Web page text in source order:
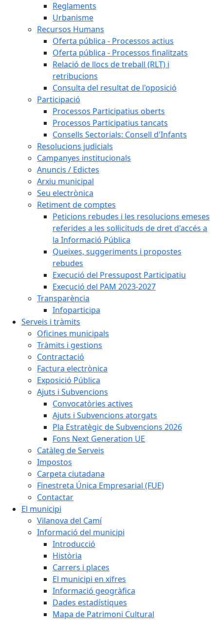
Reglaments
Urbanisme
Recursos Humans
Oferta pública - Processos actius
Oferta pública - Processos finalitzats
Relació de llocs de treball (RLT) i
retribucions
Consulta del resultat de l'oposició
Participació
Processos Participatius oberts
Processos Participatius tancats
Consells Sectorials: Consell d'Infants
Resolucions judicials
Campanyes institucionals
Anuncis / Edictes
Arxiu municipal
Seu electrònica
Retiment de comptes
Peticions rebudes i les resolucions emeses
referides a les sol·licituds de dret d'accés a
la Informació Pública
Queixes, suggeriments i propostes
rebudes
Execució del Pressupost Participatiu
Execució del PAM 2023-2027
Transparència
Infoparticipa
Serveis i tràmits
Oficines municipals
Tràmits i gestions
Contractació
Factura electrònica
Exposició Pública
Ajuts i Subvencions
Convocatòries actives
Ajuts i Subvencions atorgats
Pla Estratègic de Subvencions 2026
Fons Next Generation UE
Catàleg de Serveis
Impostos
Carpeta ciutadana
Finestreta Única Empresarial (FUE)
Contactar
El municipi
Vilanova del Camí
Informació del municipi
Introducció
Història
Carrers i places
El municipi en xifres
Informació geogràfica
Dades estadístiques
Mapa de Patrimoni Cultural